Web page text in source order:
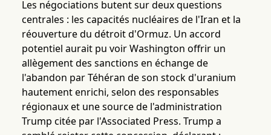
Les négociations butent sur deux questions
centrales : les capacités nucléaires de l'Iran et la
réouverture du détroit d'Ormuz. Un accord
potentiel aurait pu voir Washington offrir un
allègement des sanctions en échange de
l'abandon par Téhéran de son stock d'uranium
hautement enrichi, selon des responsables
régionaux et une source de l'administration
Trump citée par l'Associated Press. Trump a